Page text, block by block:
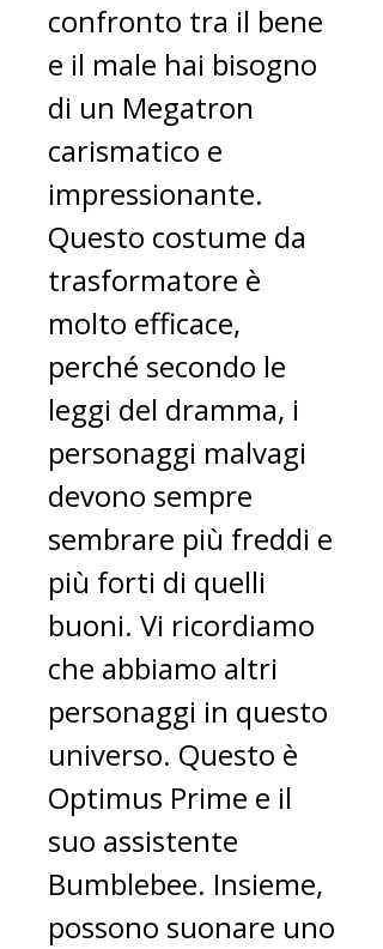
confronto tra il bene
e il male hai bisogno
di un Megatron
carismatico e
impressionante.
Questo costume da
trasformatore è
molto efficace,
perché secondo le
leggi del dramma, i
personaggi malvagi
devono sempre
sembrare più freddi e
più forti di quelli
buoni. Vi ricordiamo
che abbiamo altri
personaggi in questo
universo. Questo è
Optimus Prime e il
suo assistente
Bumblebee. Insieme,
possono suonare uno